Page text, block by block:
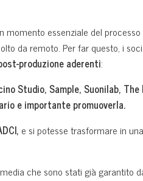
momento essenziale del
da remoto. Per far questo, i
produzione aderenti:
Studio, Sample, Suonilab,
e importante promuoverla.
e si potesse trasformare in
che sono stati già garantito